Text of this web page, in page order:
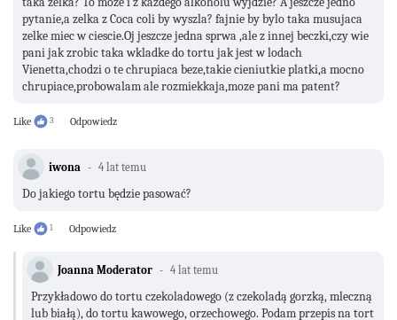
pytanie,a zelka z Coca coli by wyszla? fajnie by bylo taka musujaca
zelke miec w ciescie.Oj jeszcze jedna sprwa ,ale z innej beczki,czy wie
pani jak zrobic taka wkladke do tortu jak jest w lodach
Vienetta,chodzi o te chrupiaca beze,takie cieniutkie platki,a mocno
chrupiace,probowalam ale rozmiekkaja,moze pani ma patent?
Like 3 Odpowiedz
iwona 4 lat temu
Do jakiego tortu będzie pasować?
Like 1 Odpowiedz
Joanna Moderator 4 lat temu
Przykładowo do tortu czekoladowego (z czekoladą gorzką, mleczną
lub białą), do tortu kawowego, orzechowego. Podam przepis na tort